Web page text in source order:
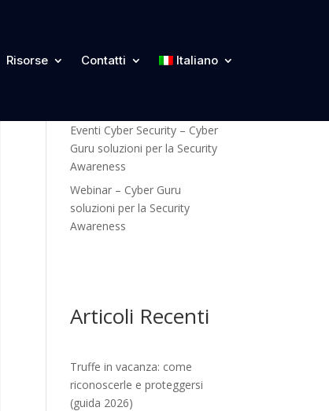
Risorse Contatti Italiano
Categorie
Eventi Cyber Security – Cyber
Guru soluzioni per la Security
Awareness
Webinar – Cyber Guru
soluzioni per la Security
Awareness
Articoli Recenti
Truffe in vacanza: come
riconoscerle e proteggersi
(guida 2026)